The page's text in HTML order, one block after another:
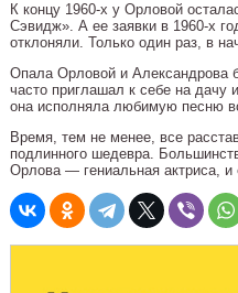
К концу 1960-х у Орловой
Сэвидж». А ее заявки в 1960-х
отклоняли. Только один раз, в
Опала Орловой и Александрова
часто приглашал к себе на дачу
она исполняла любимую песню
Время, тем не менее, все
подлинного шедевра.
Орлова — гениальная актриса, и